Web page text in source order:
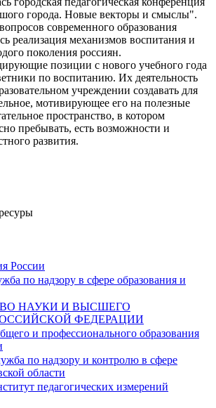
города. Новые векторы и смыслы".
современного образования
реализация механизмов воспитания и
поколения россиян.
позиции с нового учебного года
по воспитанию. Их деятельность
учреждении создавать для
мотивирующее его на полезные
пространство, в котором
пребывать, есть возможности и
развития.
России
по надзору в сфере образования и
НАУКИ И ВЫСШЕГО
ФЕДЕРАЦИИ
и профессионального образования
по надзору и контролю в сфере
области
педагогических измерений